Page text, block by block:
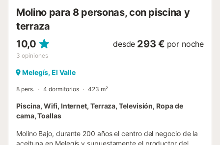
Molino para 8 personas, con piscina y
terraza
10,0
3 opiniones
desde 293 € por noche
Melegís, El Valle
8 pers. 4 dormitorios 423 m²
Piscina, Wifi, Internet, Terraza, Televisión, Ropa de
cama, Toallas
Molino Bajo, durante 200 años el centro del negocio de la
aceituna en Melegís y supuestamente el productor del